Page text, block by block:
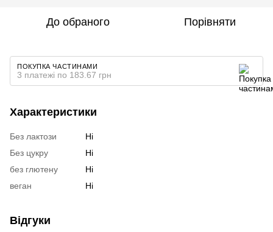
До обраного Порівняти
ПОКУПКА ЧАСТИНАМИ
3 платежі по 183.67 грн
Характеристики
Без лактози
Ні
Без цукру
Ні
без глютену
Ні
веган
Ні
Відгуки